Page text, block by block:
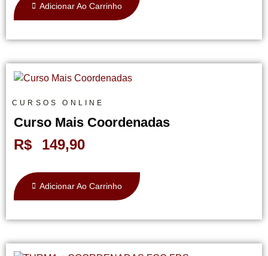
Adicionar Ao Carrinho
CURSOS ONLINE
Curso Mais Coordenadas
R$ 149,90
Adicionar Ao Carrinho